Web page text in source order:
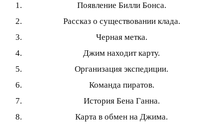
Появление Билли Бонса.
Рассказ о существовании клада.
Черная метка.
Джим находит карту.
Организация экспедиции.
Команда пиратов.
История Бена Ганна.
Карта в обмен на Джима.